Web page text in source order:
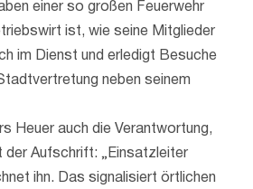
einer so großen Feuerwehr
ist, wie seine Mitglieder
im Dienst und erledigt Besuche
neben seinem
Heuer auch die Verantwortung,
der Aufschrift: „Einsatzleiter
ihn. Das signalisiert örtlichen